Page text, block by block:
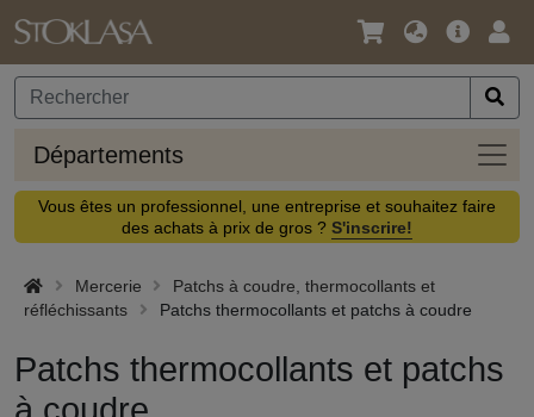
Langue
Devise
Offre
Départements
Vous êtes un professionnel, une entreprise et souhaitez faire
des achats à prix de gros ? S'inscrire!
Mercerie
Patchs à coudre, thermocollants et
réfléchissants
Patchs thermocollants et patchs à coudre
Patchs thermocollants et patchs